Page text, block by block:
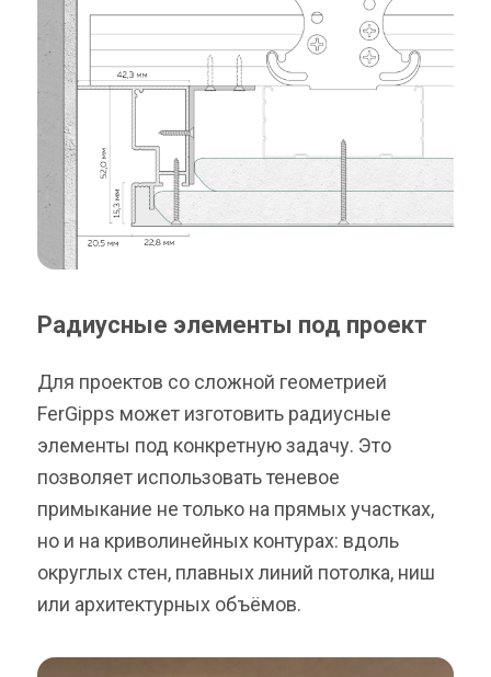
Радиусные элементы под проект
Для проектов со сложной геометрией
FerGipps может изготовить радиусные
элементы под конкретную задачу. Это
позволяет использовать теневое
примыкание не только на прямых участках,
но и на криволинейных контурах: вдоль
округлых стен, плавных линий потолка, ниш
или архитектурных объёмов.